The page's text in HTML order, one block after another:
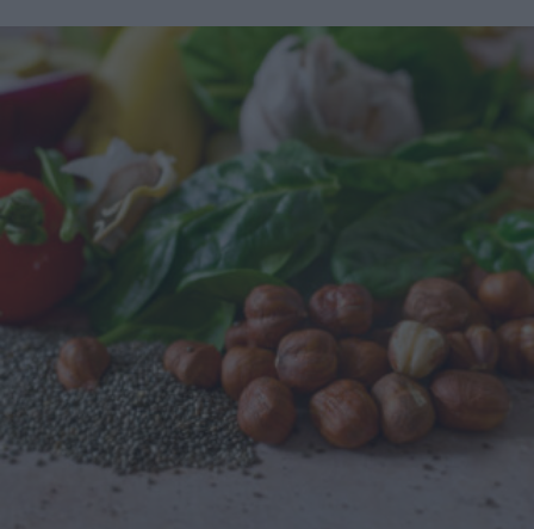
benessere quotidiano. Capire cos’è il microbiota intestinale
è il primo passo per comprendere quanto profondamente
influenzi aspetti che raramente colleghiamo all'intestino: i
difese immunitarie. Cosa fa davvero il microbiota Le
funzioni di questo ecosistema sono molteplici e
interconnesse: Digestione: scompone fibre e composti che
il corpo da solo non riuscirebbe a utilizzare. Produzione di
nutrienti: sintetizza alcune vitamine del gruppo B e la
vitamina K. Difesa immunitaria: gran parte del sistema
immunitario risiede proprio nell'intestino. Regolazione
dell'umore: produce e influenza neurotrasmettitori che
agiscono sul cervello. Un microbiota vario ed equilibrato è
associato ad una migliore salute generale; uno impoverito,
al contrario, può contribuire a infiammazione, disturbi
digestivi e cali di energia. Vale la pena sottolineare un dato
che sorprende molti: si stima che il microbiota ospiti un
numero di cellule paragonabile a quello dell'intero